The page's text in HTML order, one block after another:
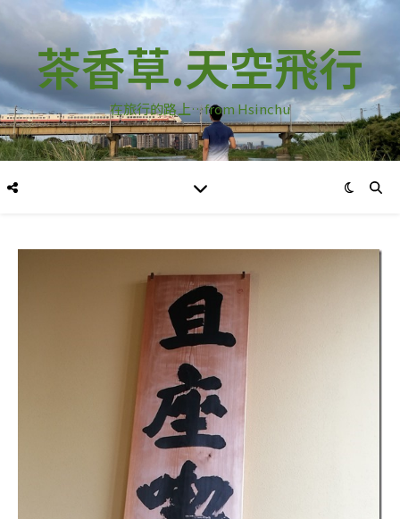
茶香草.天空飛行
在旅行的路上…from Hsinchu